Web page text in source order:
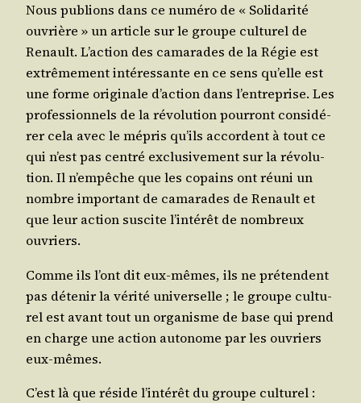
Nous publions dans ce numé­ro de « Soli­da­ri­té
ouvrière » un article sur le groupe cultu­rel de
Renault. L’ac­tion des cama­rades de la Régie est
extrê­me­ment inté­res­sante en ce sens qu’elle est
une forme ori­gi­nale d’ac­tion dans l’en­tre­prise. Les
pro­fes­sion­nels de la révo­lu­tion pour­ront consi­dé­
rer cela avec le mépris qu’ils accordent à tout ce
qui n’est pas cen­tré exclu­si­ve­ment sur la révo­lu­
tion. Il n’empêche que les copains ont réuni un
nombre impor­tant de cama­rades de Renault et
que leur action sus­cite l’in­té­rêt de nom­breux
ouvriers.
Comme ils l’ont dit eux-mêmes, ils ne pré­tendent
pas déte­nir la véri­té uni­ver­selle ; le groupe cultu­
rel est avant tout un orga­nisme de base qui prend
en charge une action auto­nome par les ouvriers
eux-mêmes.
C’est là que réside l’in­té­rêt du groupe cultu­rel :